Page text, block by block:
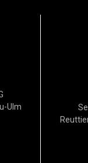
Ulm